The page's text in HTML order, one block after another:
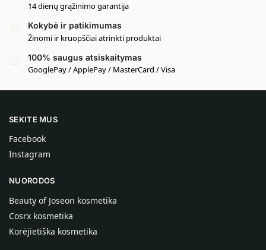
14 dienų grąžinimo garantija
Kokybė ir patikimumas
Žinomi ir kruopščiai atrinkti produktai
100% saugus atsiskaitymas
GooglePay / ApplePay / MasterCard / Visa
SEKITE MUS
Facebook
Instagram
NUORODOS
Beauty of Joseon kosmetika
Cosrx kosmetika
Korėjietiška kosmetika